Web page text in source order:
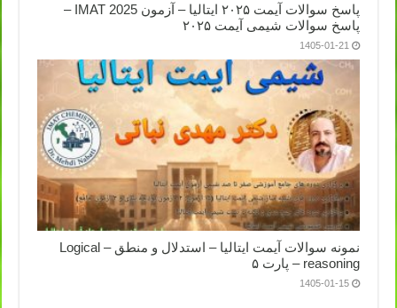
پاسخ سوالات آیمت ۲۰۲۵ ایتالیا – آزمون IMAT 2025 –
پاسخ سوالات شیمی آیمت ۲۰۲۵
1405-01-21
نمونه سوالات آیمت ایتالیا – استدلال و منطق – Logical
reasoning – پارت ۵
1405-01-15